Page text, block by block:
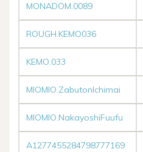
MONADOM.0089
ROUGH.KEMO036
KEMO.033
MIOMIO.ZabutonIchimai
MIOMIO.NakayoshiFuufu
A1277455284798777169